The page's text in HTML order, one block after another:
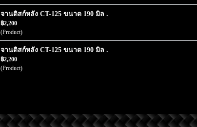
จานดิสก์หลัง CT-125 ขนาด 190 มิล .
฿2,200
(Product)
จานดิสก์หลัง CT-125 ขนาด 190 มิล .
฿2,200
(Product)